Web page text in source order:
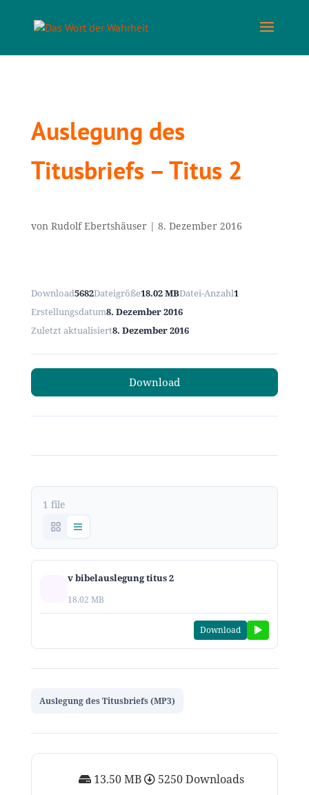
Auslegung des
Titusbriefs – Titus 2
von Rudolf Ebertshäuser| 8. Dezember 2016
Download5682Dateigröße18.02 MBDatei-Anzahl1
Erstellungsdatum8. Dezember 2016
Zuletzt aktualisiert8. Dezember 2016
Download
1 file
v bibelauslegung titus 2
18.02 MB
Download
Auslegung des Titusbriefs (MP3)
13.50 MB 5250 Downloads